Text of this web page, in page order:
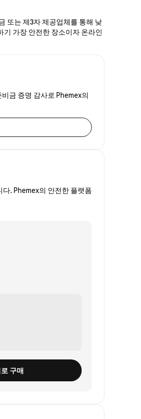
또는 제3자 제공업체를 통해 낮
기 가장 안전한 장소이자 온라인
금 증명 감사로 Phemex의
. Phemex의 안전한 플랫폼
구매